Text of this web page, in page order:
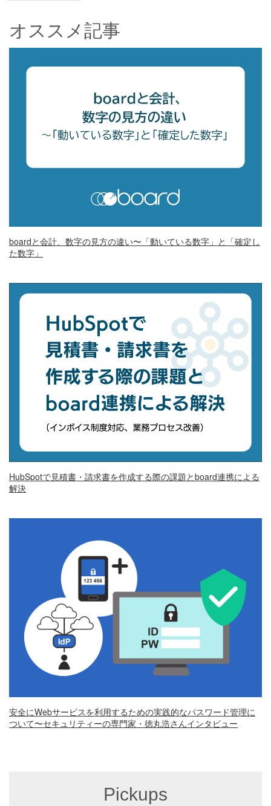
オススメ記事
boardと会計、数字の見方の違い〜「動いている数字」と「確定し
た数字」
HubSpotで見積書・請求書を作成する際の課題とboard連携による
解決
安全にWebサービスを利用するための実践的なパスワード管理に
ついて〜セキュリティーの専門家・徳丸浩さんインタビュー
Pickups